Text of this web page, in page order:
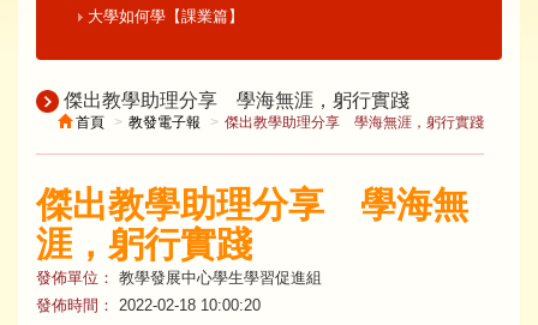
大學如何學【課業篇】
傑出教學助理分享 學海無涯，躬行實踐
首頁 教發電子報 傑出教學助理分享 學海無涯，躬行實踐
傑出教學助理分享 學海無
涯，躬行實踐
發佈單位： 教學發展中心學生學習促進組
發佈時間：
2022-02-18 10:00:20